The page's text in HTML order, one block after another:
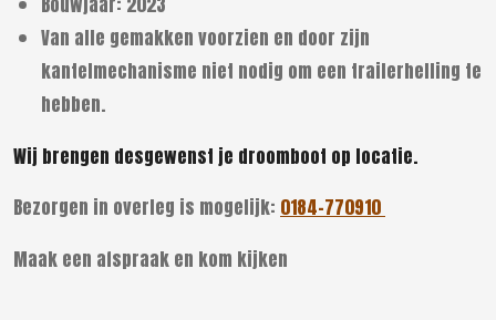
Van alle gemakken voorzien en door zijn
kantelmechanisme niet nodig om een trailerhelling te
hebben.
Wij brengen desgewenst je droomboot op locatie.
Bezorgen in overleg is mogelijk: 0184-770910
Maak een afspraak en kom kijken